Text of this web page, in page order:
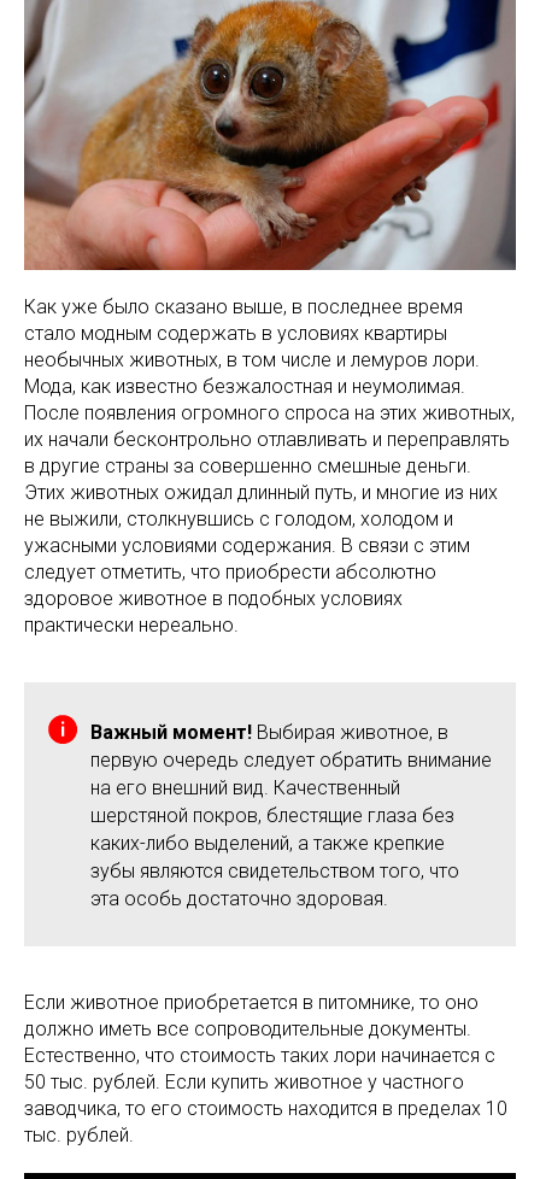
Как уже было сказано выше, в последнее время
стало модным содержать в условиях квартиры
необычных животных, в том числе и лемуров лори.
Мода, как известно безжалостная и неумолимая.
После появления огромного спроса на этих животных,
их начали бесконтрольно отлавливать и переправлять
в другие страны за совершенно смешные деньги.
Этих животных ожидал длинный путь, и многие из них
не выжили, столкнувшись с голодом, холодом и
ужасными условиями содержания. В связи с этим
следует отметить, что приобрести абсолютно
здоровое животное в подобных условиях
практически нереально.
Важный момент! Выбирая животное, в
первую очередь следует обратить внимание
на его внешний вид. Качественный
шерстяной покров, блестящие глаза без
каких-либо выделений, а также крепкие
зубы являются свидетельством того, что
эта особь достаточно здоровая.
Если животное приобретается в питомнике, то оно
должно иметь все сопроводительные документы.
Естественно, что стоимость таких лори начинается с
50 тыс. рублей. Если купить животное у частного
заводчика, то его стоимость находится в пределах 10
тыс. рублей.